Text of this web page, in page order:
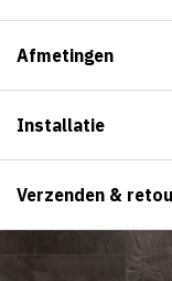
Afmetingen
Installatie
Verzenden &